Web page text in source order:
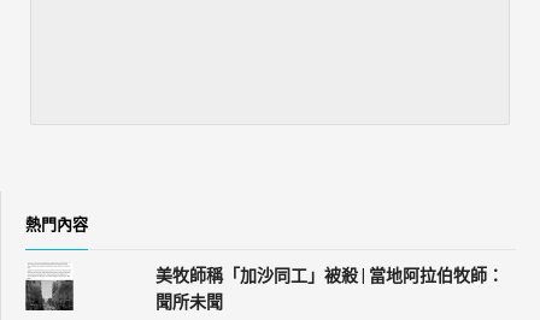
熱門內容
美牧師稱「加沙同工」被殺 | 當地阿拉伯牧師：
聞所未聞